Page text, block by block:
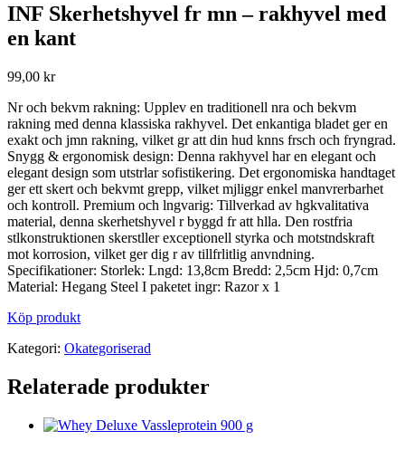
INF Skerhetshyvel fr mn – rakhyvel med
en kant
99,00 kr
Nr och bekvm rakning: Upplev en traditionell nra och bekvm
rakning med denna klassiska rakhyvel. Det enkantiga bladet ger en
exakt och jmn rakning, vilket gr att din hud knns frsch och fryngrad.
Snygg & ergonomisk design: Denna rakhyvel har en elegant och
elegant design som utstrlar sofistikering. Det ergonomiska handtaget
ger ett skert och bekvmt grepp, vilket mjliggr enkel manvrerbarhet
och kontroll. Premium och lngvarig: Tillverkad av hgkvalitativa
material, denna skerhetshyvel r byggd fr att hlla. Den rostfria
stlkonstruktionen skerstller exceptionell styrka och motstndskraft
mot korrosion, vilket ger dig r av tillfrlitlig anvndning.
Specifikationer: Storlek: Lngd: 13,8cm Bredd: 2,5cm Hjd: 0,7cm
Material: Hegang Steel I paketet ingr: Razor x 1
Köp produkt
Kategori: Okategoriserad
Relaterade produkter